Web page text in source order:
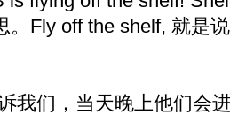
。Fly off the shelf, 就是
我们，当天晚上他们会